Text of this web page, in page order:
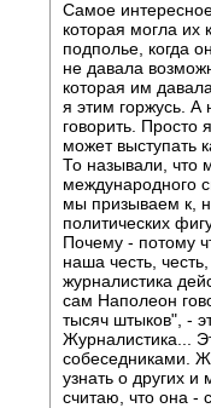
Самое
которая могла их
подполье, когда
не давала
которая им
я этим горжусь. А
говорить. Просто
может выступать
То называли, что
международного
мы призываем к,
политических
Почему - потому
наша честь,
журналистика
сам Наполеон
тысяч штыков", -
Журналистика...
собеседниками.
узнать о других
считаю, что она -